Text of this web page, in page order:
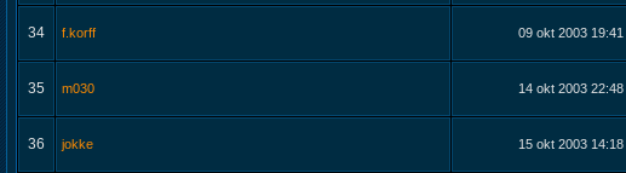
34 f.korff 09 okt 2003 19:41
35 m030 14 okt 2003 22:48
36 jokke 15 okt 2003 14:18